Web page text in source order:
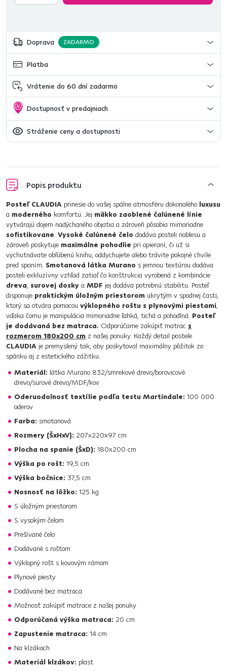
Doprava ZADARMO
Platba
Vrátenie do 60 dní zadarmo
Dostupnosť v predajniach
Stráženie ceny a dostupnosti
Popis produktu
Posteľ CLAUDIA prinesie do vašej spálne atmosféru dokonalého luxusu
a moderného komfortu. Jej mäkko zaoblené čalúnené línie
vytvárajú dojem nadýchaného objatia a zároveň pôsobia mimoriadne
sofistikovane. Vysoké čalúnené čelo dodáva posteli noblesu a
zároveň poskytuje maximálne pohodlie pri opieraní, či už si
vychutnávate obľúbenú knihu, oddychujete alebo trávite pokojné chvíle
pred spaním. Smotanová látka Murano s jemnou textúrou dodáva
posteli exkluzívny vzhľad zatiaľ čo konštrukcia vyrobená z kombinácie
dreva, surovej dosky a MDF jej dodáva potrebnú stabilitu. Posteľ
disponuje praktickým úložným priestorom ukrytým v spodnej časti,
ktorý sa otvára pomocou výklopného roštu s plynovými piestami,
vďaka čomu je manipulácia mimoriadne ľahká, tichá a pohodlná. Posteľ
je dodávaná bez matraca. Odporúčame zakúpiť matrac s
rozmerom 180x200 cm z našej ponuky. Každý detail postele
CLAUDIA je premyslený tak, aby poskytoval maximálny pôžitok zo
spánku aj z estetického zážitku.
Materiál: látka Murano 832/smrekové drevo/borovicové
drevo/surové drevo/MDF/kov
Oderuodolnosť textílie podľa testu Martindale: 100 000
oderov
Farba: smotanová
Rozmery (ŠxHxV): 207x220x97 cm
Plocha na spanie (ŠxD): 180x200 cm
Výška po rošt: 19,5 cm
Výška bočnice: 37,5 cm
Nosnosť na lôžko: 125 kg
S úložným priestorom
S vysokým čelom
Prešívané čelo
Dodávané s roštom
Výklopný rošt s kovovým rámom
Plynové piesty
Dodávané bez matraca
Možnosť zakúpiť matrace z našej ponuky
Odporúčaná výška matraca: 20 cm
Zapustenie matraca: 14 cm
Na klzákoch
Materiál klzákov: plast